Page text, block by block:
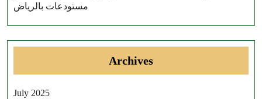
مستودعات بالرياض
Archives
July 2025